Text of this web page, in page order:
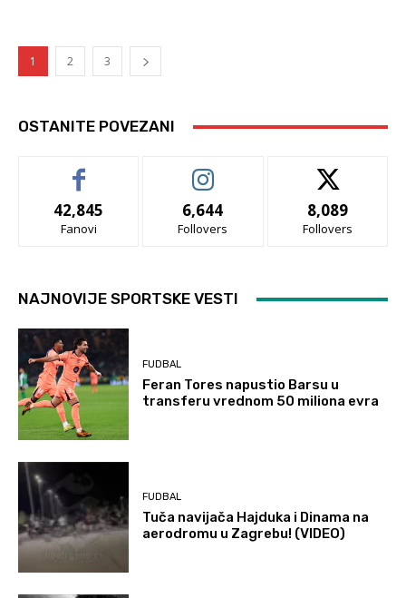
1 2 3
OSTANITE POVEZANI
42,845
Fanovi
6,644
Follovers
8,089
Follovers
NAJNOVIJE SPORTSKE VESTI
FUDBAL
Feran Tores napustio Barsu u
transferu vrednom 50 miliona evra
FUDBAL
Tuča navijača Hajduka i Dinama na
aerodromu u Zagrebu! (VIDEO)